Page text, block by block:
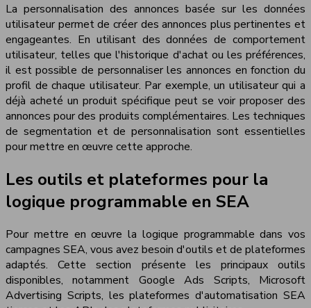
La personnalisation des annonces basée sur les données
utilisateur permet de créer des annonces plus pertinentes et
engageantes. En utilisant des données de comportement
utilisateur, telles que l'historique d'achat ou les préférences,
il est possible de personnaliser les annonces en fonction du
profil de chaque utilisateur. Par exemple, un utilisateur qui a
déjà acheté un produit spécifique peut se voir proposer des
annonces pour des produits complémentaires. Les techniques
de segmentation et de personnalisation sont essentielles
pour mettre en œuvre cette approche.
Les outils et plateformes pour la
logique programmable en SEA
Pour mettre en œuvre la logique programmable dans vos
campagnes SEA, vous avez besoin d'outils et de plateformes
adaptés. Cette section présente les principaux outils
disponibles, notamment Google Ads Scripts, Microsoft
Advertising Scripts, les plateformes d'automatisation SEA